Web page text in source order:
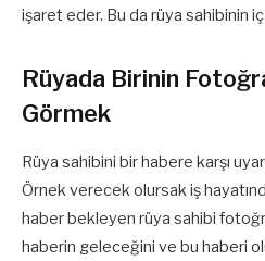
işaret eder. Bu da rüya sahibinin
Rüyada Birinin
Görmek
Rüya sahibini bir habere karşı
Örnek verecek olursak iş
haber bekleyen rüya sahibi
haberin geleceğini ve bu haberi